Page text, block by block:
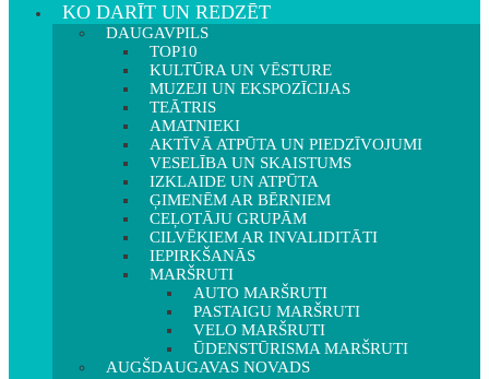
KO DARĪT UN REDZĒT
DAUGAVPILS
TOP10
KULTŪRA UN VĒSTURE
MUZEJI UN EKSPOZĪCIJAS
TEĀTRIS
AMATNIEKI
AKTĪVĀ ATPŪTA UN PIEDZĪVOJUMI
VESELĪBA UN SKAISTUMS
IZKLAIDE UN ATPŪTA
ĢIMENĒM AR BĒRNIEM
CEĻOTĀJU GRUPĀM
CILVĒKIEM AR INVALIDITĀTI
IEPIRKŠANĀS
MARŠRUTI
AUTO MARŠRUTI
PASTAIGU MARŠRUTI
VELO MARŠRUTI
ŪDENSTŪRISMA MARŠRUTI
AUGŠDAUGAVAS NOVADS